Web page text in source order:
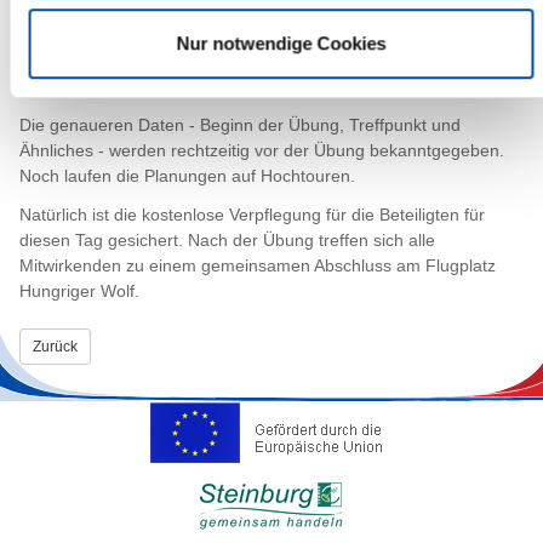
Nur notwendige Cookies
Landgraf an, telefonisch unter 04821-69297 oder per E-Mail
landgraf[at]steinburg.de.
Die genaueren Daten - Beginn der Übung, Treffpunkt und
Ähnliches - werden rechtzeitig vor der Übung bekanntgegeben.
Noch laufen die Planungen auf Hochtouren.
Natürlich ist die kostenlose Verpflegung für die Beteiligten für
diesen Tag gesichert. Nach der Übung treffen sich alle
Mitwirkenden zu einem gemeinsamen Abschluss am Flugplatz
Hungriger Wolf.
Zurück